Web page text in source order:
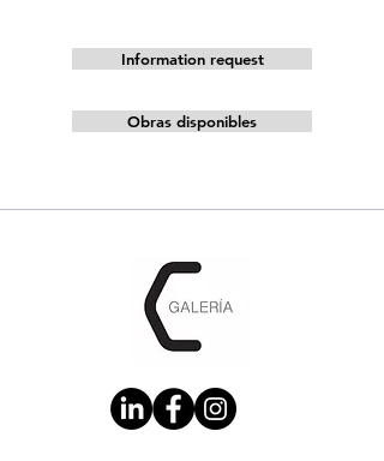
Information request
Obras disponibles